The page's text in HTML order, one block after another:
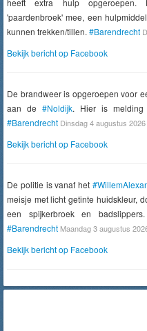
'paardenbroek' mee, een
kunnen trekken/tillen. #Barendrecht
Bekijk bericht op Facebook
De brandweer is opgeroepen voor
aan de#Noldijk. Hier is
#Barendrecht Dinsdag 4 augustus
Bekijk bericht op Facebook
De politie is vanaf het
meisje met licht getinte huidskleur,
een spijkerbroek en
#Barendrecht Maandag 3 augustus
Bekijk bericht op Facebook